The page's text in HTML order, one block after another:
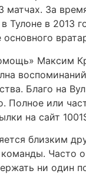
матчах. За
в 2013
Максим
Благо на
Полное или
на сайт
близким
Часто
ни один